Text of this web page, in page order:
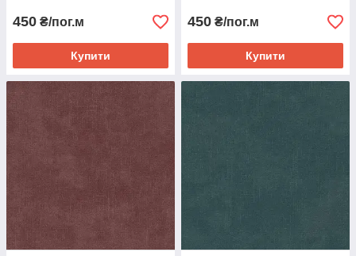
450 ₴/пог.м
Купити
450 ₴/пог.м
Купити